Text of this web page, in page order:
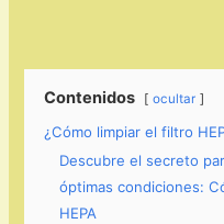
Contenidos ocultar
¿Cómo limpiar el filtro
Descubre el secreto
óptimas condiciones:
HEPA